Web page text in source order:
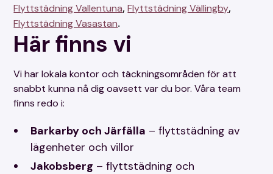
Flyttstädning Vallentuna,Flyttstädning Vällingby,
Flyttstädning Vasastan.
Här finns vi
Vi har lokala kontor och täckningsområden för att
snabbt kunna nå dig oavsett var du bor. Våra team
finns redo i:
Barkarby och Järfälla – flyttstädning av
lägenheter och villor
Jakobsberg – flyttstädning och